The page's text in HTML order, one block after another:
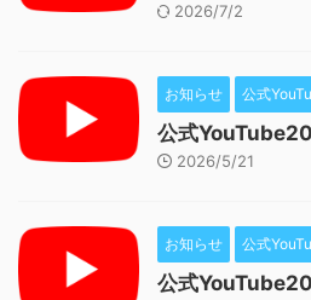
2026/7/2
お知らせ 公式
公式
2026/5/21
お知らせ 公式
公式